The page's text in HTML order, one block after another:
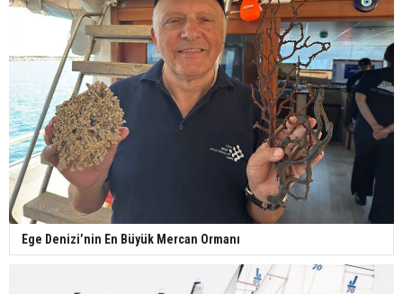
Ege Denizi’nin En Büyük Mercan Ormanı